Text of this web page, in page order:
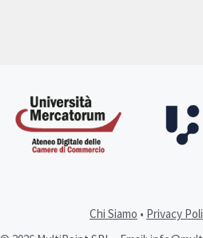
Chi Siamo • Privacy